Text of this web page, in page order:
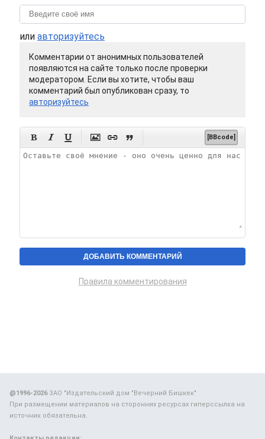
или авторизуйтесь
Комментарии от анонимных пользователей
появляются на сайте только после проверки
модератором. Если вы хотите, чтобы ваш
комментарий был опубликован сразу, то
авторизуйтесь
      [BBcode]
Правила комментирования
@1996-2026ЗАО "Издательский дом "Вечерний Бишкек"
При размещении материалов на сторонних ресурсах гиперссылка на
источник обязательна.